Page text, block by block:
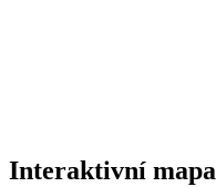
Interaktivní mapa